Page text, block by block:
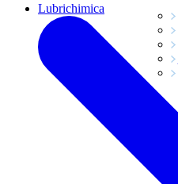
Lubrichimica